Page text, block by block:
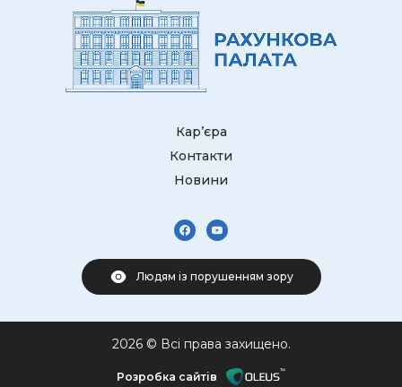
Кар’єра
Контакти
Новини
Людям із порушенням зору
2026 © Всі права захищено.
Розробка сайтів